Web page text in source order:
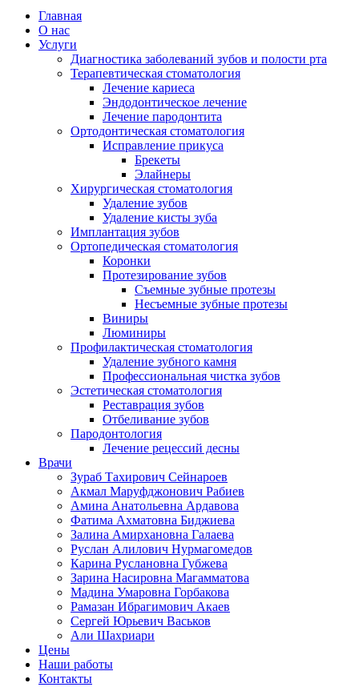
Главная
О нас
Услуги
Диагностика заболеваний зубов и полости рта
Терапевтическая стоматология
Лечение кариеса
Эндодонтическое лечение
Лечение пародонтита
Ортодонтическая стоматология
Исправление прикуса
Брекеты
Элайнеры
Хирургическая стоматология
Удаление зубов
Удаление кисты зуба
Имплантация зубов
Ортопедическая стоматология
Коронки
Протезирование зубов
Съемные зубные протезы
Несъемные зубные протезы
Виниры
Люминиры
Профилактическая стоматология
Удаление зубного камня
Профессиональная чистка зубов
Эстетическая стоматология
Реставрация зубов
Отбеливание зубов
Пародонтология
Лечение рецессий десны
Врачи
Зураб Тахирович Сейнароев
Акмал Маруфджонович Рабиев
Амина Анатольевна Ардавова
Фатима Ахматовна Биджиева
Залина Амирхановна Галаева
Руслан Алилович Нурмагомедов
Карина Руслановна Губжева
Зарина Насировна Магамматова
Мадина Умаровна Горбакова
Рамазан Ибрагимович Акаев
Сергей Юрьевич Васьков
Али Шахриари
Цены
Наши работы
Контакты